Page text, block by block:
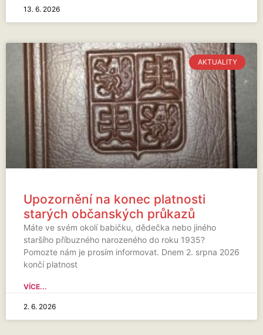
13. 6. 2026
AKTUALITY
Upozornění na konec platnosti
starých občanských průkazů
Máte ve svém okolí babičku, dědečka nebo jiného
staršího příbuzného narozeného do roku 1935?
Pomozte nám je prosím informovat. Dnem 2. srpna 2026
končí platnost
VÍCE...
2. 6. 2026